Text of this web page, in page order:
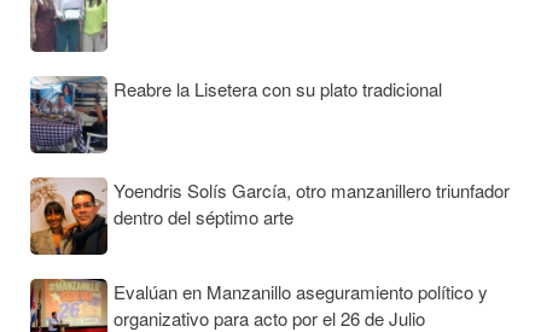
Reabre la Lisetera con su plato tradicional
Yoendris Solís García, otro manzanillero triunfador
dentro del séptimo arte
Evalúan en Manzanillo aseguramiento político y
organizativo para acto por el 26 de Julio